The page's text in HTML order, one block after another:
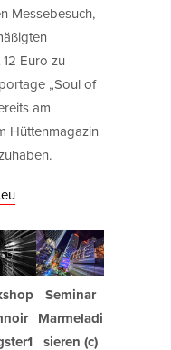
Messebesuch,
Euro zu
„Soul of
am
Hüttenmagazin
Seminar
Marmeladi
sieren (c)